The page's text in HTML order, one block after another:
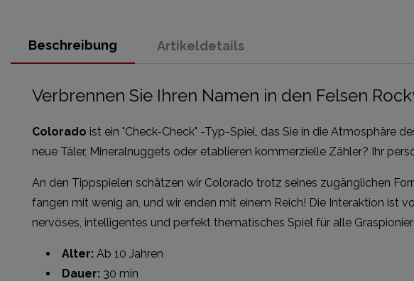
Beschreibung Artikeldetails
Verbrennen Sie Ihren Namen in den Felsen
Colorado ist ein "Check-Check" -Typ-Spiel, das Sie in die Atmosphäre
neue Täler, Mineralnuggets oder etablieren kommerzielle Zähler? Ihr
An den Tippspielen schätzen wir Colorado trotz seines zugänglichen
fangen mit wenig an, und wir enden mit einem Reich! Die Interaktion ist
nervöses, intelligentes und perfekt thematisches Spiel für alle
Alter: Ab 10 Jahren
Dauer: 30 min